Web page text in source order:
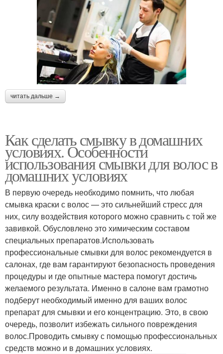
читать дальше →
Как сделать смывку в домашних
условиях. Особенности
использования смывки для волос в
домашних условиях
В первую очередь необходимо помнить, что любая
смывка краски с волос — это сильнейший стресс для
них, силу воздействия которого можно сравнить с той же
завивкой. Обусловлено это химическим составом
специальных препаратов.Использовать
профессиональные смывки для волос рекомендуется в
салонах, где вам гарантируют безопасность проведения
процедуры и где опытные мастера помогут достичь
желаемого результата. Именно в салоне вам грамотно
подберут необходимый именно для ваших волос
препарат для смывки и его концентрацию. Это, в свою
очередь, позволит избежать сильного повреждения
волос.Проводить смывку с помощью профессиональных
средств можно и в домашних условиях.